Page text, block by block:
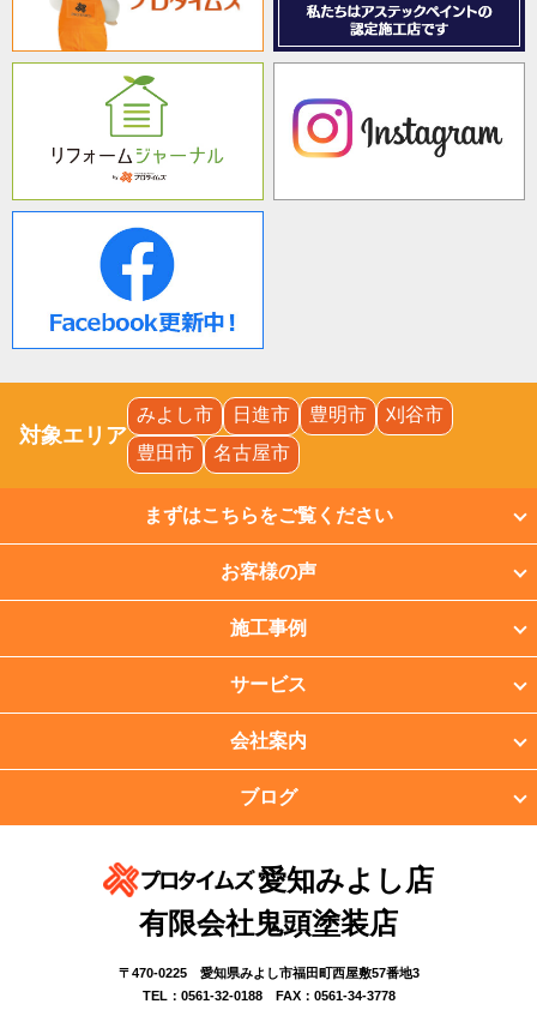
対象エリア
みよし市 日進市 豊明市
刈谷市
豊田市
名古屋市
まずはこちらをご覧ください
お客様の声
施工事例
サービス
会社案内
ブログ
愛知みよし店
有限会社鬼頭塗装店
〒470-0225 愛知県みよし市福田町西屋敷57番地3
TEL：0561-32-0188 FAX：0561-34-3778